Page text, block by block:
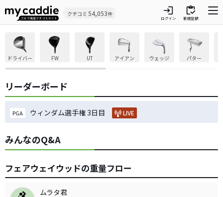
クチコミ 54,053件 login
ログイン
inventory
新規登録
ドライバー FW UT アイアン ウェッジ パター
リーダーボード
PGA ウィンダム選手権 3日目 LIVE
みんなのQ&A
フェアウェイウッドの重量フロー
ムラタ君